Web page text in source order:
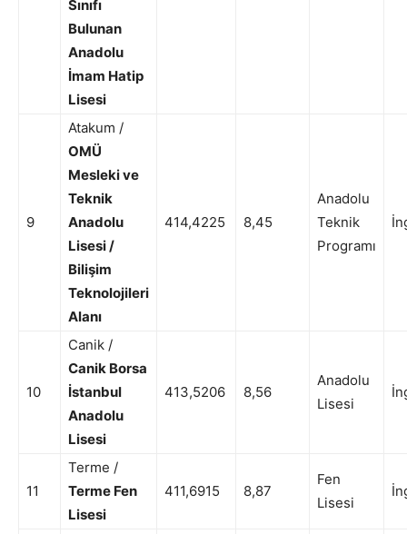
Sınıfı
Bulunan
Anadolu
İmam Hatip
Lisesi
9
Atakum /
OMÜ
Mesleki ve
Teknik
Anadolu
Lisesi /
Bilişim
Teknolojileri
Alanı
414,4225 8,45
Anadolu
Teknik
Programı
10
Canik /
Canik Borsa
İstanbul
Anadolu
Lisesi
413,5206 8,56
Anadolu
Lisesi
11
Terme /
Terme Fen
Lisesi
411,6915 8,87
Fen
Lisesi